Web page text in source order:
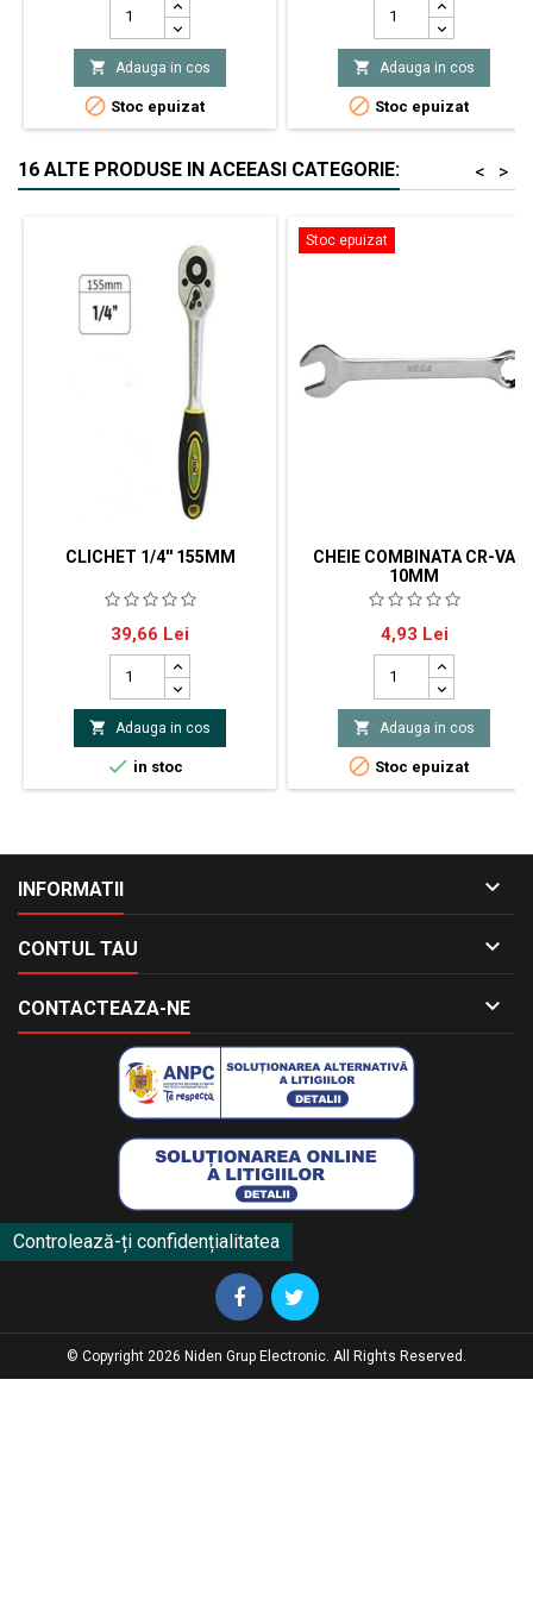
 Adauga in cos
 Stoc epuizat
 Adauga in cos
 Stoc epuizat
16 ALTE PRODUSE IN ACEEASI CATEGORIE: >
<
CLICHET 1/4'' 155MM
Patrat de 1/4"Mecanism cu 24
0.15 Kg
Pret
39,66 Lei
 Adauga in cos
 in stoc
Stoc epuizat
CHEIE COMBINATA CR-VA
10MM
Material din otel călitSuprafata
Pret
4,93 Lei
 Adauga in cos
 Stoc epuizat
INFORMATII 
CONTUL TAU 
CONTACTEAZA-NE 
Controlează-ți confidențialitatea
© Copyright 2026 Niden Grup Electronic. All Rights Reserved.